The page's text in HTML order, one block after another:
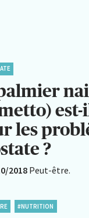
les
?
2018Peut-être.
#NUTRITION